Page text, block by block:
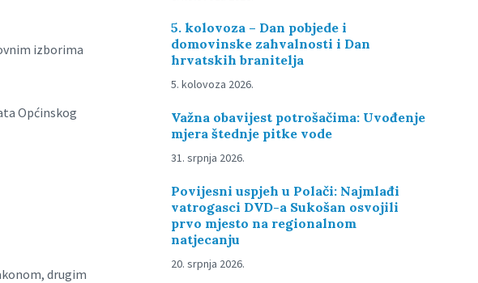
izborima
Općinskog
drugim
5. kolovoza – Dan pobjede i
domovinske zahvalnosti i Dan
hrvatskih branitelja
5. kolovoza 2026.
Važna obavijest potrošačima: Uvođenje
mjera štednje pitke vode
31. srpnja 2026.
Povijesni uspjeh u Polači: Najmlađi
vatrogasci DVD-a Sukošan osvojili
prvo mjesto na regionalnom
natjecanju
20. srpnja 2026.